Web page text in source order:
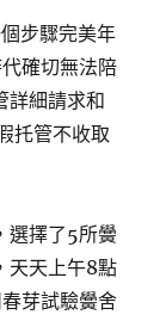
步驟完美年
確切無法陪
詳細請求和
托管不收取
選擇了5所黌
天天上午8點
芽試驗黌舍